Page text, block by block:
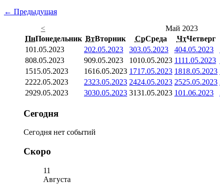
← Предыдущая
<
Май 2023
ПнПонедельник ВтВторник СрСреда ЧтЧетверг
101.05.2023 202.05.2023 303.05.2023 404.05.2023
808.05.2023 909.05.2023 1010.05.2023 1111.05.2023
1515.05.2023 1616.05.2023 1717.05.2023 1818.05.2023
2222.05.2023 2323.05.2023 2424.05.2023 2525.05.2023
2929.05.2023 3030.05.2023 3131.05.2023 101.06.2023
Сегодня
Сегодня нет событий
Скоро
11
Августа